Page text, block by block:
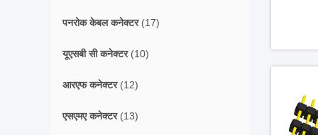
पनरोक केबल कनेक्टर(17)
यूएसबी सी कनेक्टर(10)
आरएफ कनेक्टर(12)
एसएमए कनेक्टर(13)